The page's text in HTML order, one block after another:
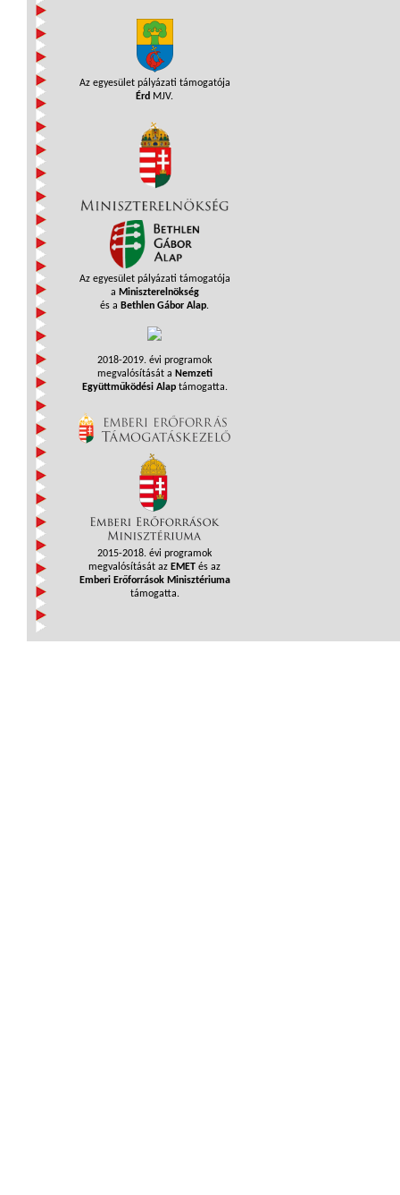
Az egyesület pályázati támogatója
Érd MJV.
Az egyesület pályázati támogatója
a Miniszterelnökség
és a Bethlen Gábor Alap.
2018-2019. évi programok
megvalósítását a Nemzeti
Együttműködési Alaptámogatta.
2015-2018. évi programok
megvalósítását az EMET és az
Emberi Erőforrások Minisztériuma
támogatta.